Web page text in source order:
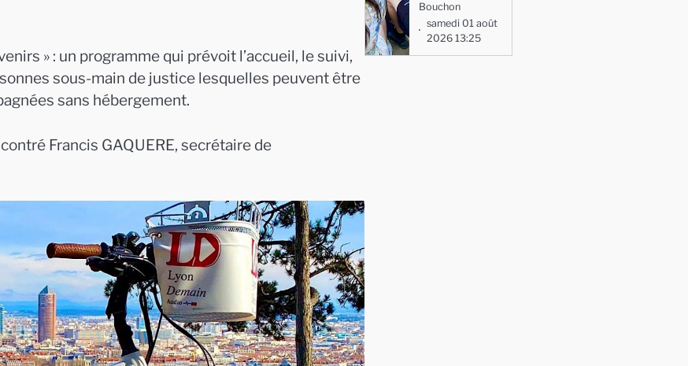
» : un programme qui prévoit l’accueil, le suivi,
sous-main de justice lesquelles peuvent être
sans hébergement.
Francis GAQUERE, secrétaire de
Bouchon
samedi 01 août
2026 13:25